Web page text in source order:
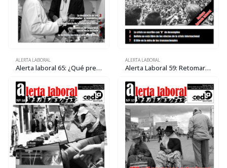
ALERTA LABORAL
Alerta laboral 65: ¿Qué pretende el gobierno con la «reestructuración» de la Caja Nacional de Salud?
ALERTA LABORAL
Alerta Laboral 59: Retomar la independencia sindical